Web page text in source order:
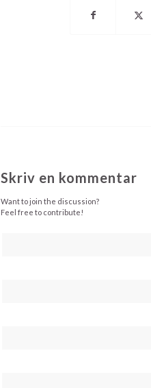
Skriv en kommentar
Want to join the discussion?
Feel free to contribute!